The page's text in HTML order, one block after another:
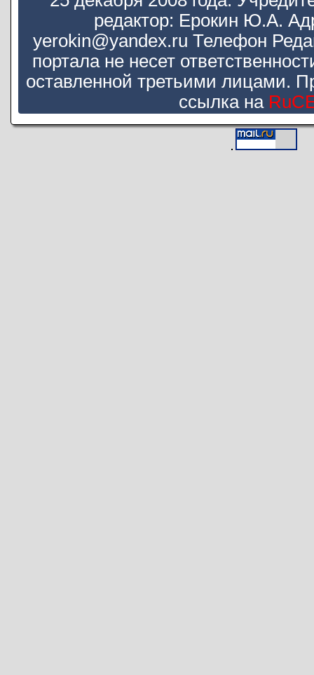
редактор: Ерокин Ю.А.
yerokin@yandex.ru Телефон
портала не несет
оставленной третьими лицами.
ссылка на